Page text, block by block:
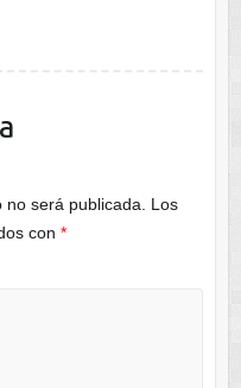
será publicada.
Los
con *